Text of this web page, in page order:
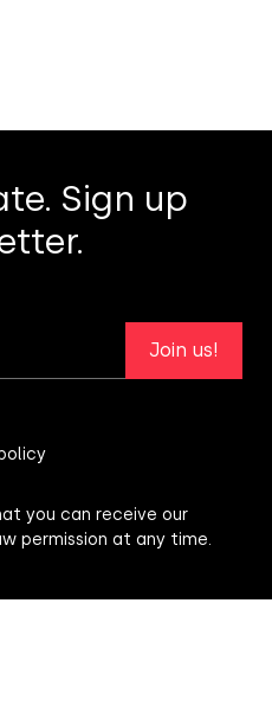
Sign up
Join us!
you can receive our
permission at any time.